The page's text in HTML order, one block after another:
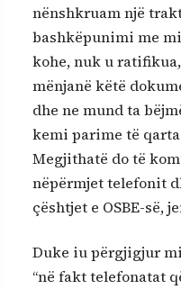
nënshkruam një
bashkëpunimi me
kohe, nuk u
mënjanë këtë
dhe ne mund ta
kemi parime të
Megjithatë do të
nëpërmjet telefonit
çështjet e OSBE-së,
Duke iu përgjigjur
“në fakt telefonatat